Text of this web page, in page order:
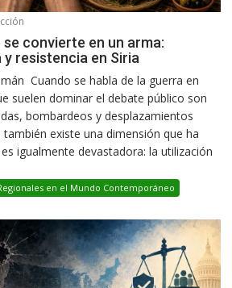
convierte en un arma:
resistencia en Siria
Cuando se habla de la guerra en
suelen dominar el debate público son
bombardeos y desplazamientos
existe una dimensión que ha
igualmente devastadora: la utilización
en el Mundo Contemporáneo